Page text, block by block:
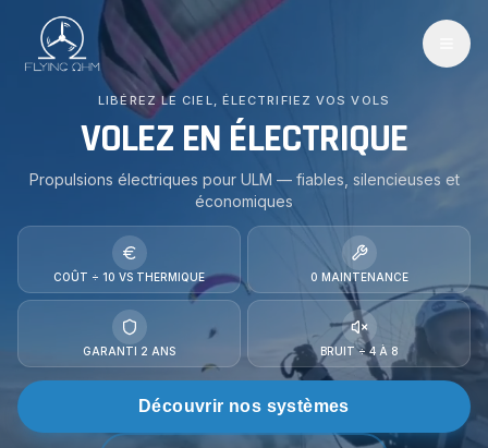
LIBÉREZ LE CIEL, ÉLECTRIFIEZ VOS VOLS
VOLEZ EN ÉLECTRIQUE
Propulsions électriques pour ULM — fiables, silencieuses et
économiques
COÛT ÷ 10 VS THERMIQUE 0 MAINTENANCE
GARANTI 2 ANS BRUIT ÷ 4 À 8
Découvrir nos systèmes